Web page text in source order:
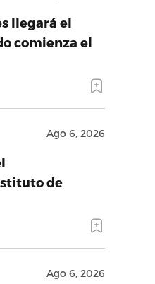
llegará el
comienza el
Ago 6, 2026
de
Ago 6, 2026